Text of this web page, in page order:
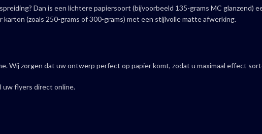
Dan is een lichtere papiersoort (bijvoorbeeld 135-grams MC glanzend)
(zoals 250-grams of 300-grams) met een stijlvolle matte afwerking.
Wij zorgen dat uw ontwerp perfect op papier komt, zodat u maximaal effect
uw flyers direct online.